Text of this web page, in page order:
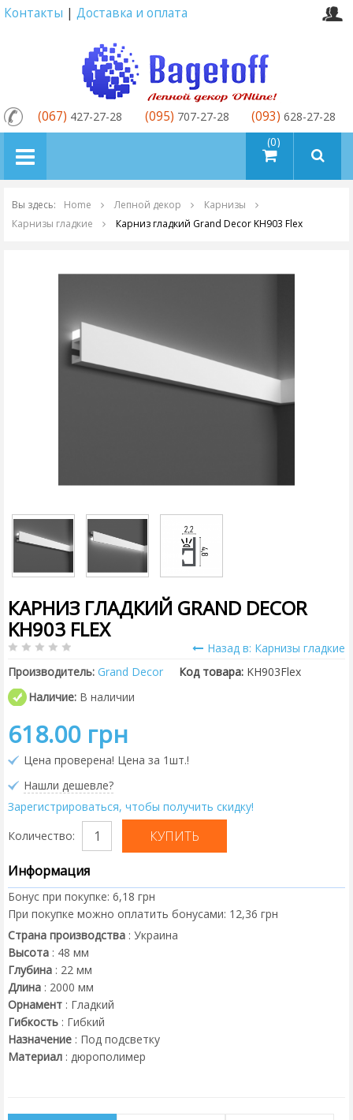
Контакты | Доставка и оплата
товаров (0)
(067) 427-27-28 (095) 707-27-28 (093) 628-27-28
Вы здесь: Home Лепной декор
Карнизы
Карнизы гладкие
Карниз гладкий Grand Decor KH903 Flex
КАРНИЗ ГЛАДКИЙ GRAND DECOR
KH903 FLEX
Назад в: Карнизы гладкие
Производитель: Grand Decor Код товара: KH903Flex
Наличие: В наличии
618.00 грн
Цена проверена! Цена за 1шт.!
Нашли дешевле?
Зарегистрироваться, чтобы получить скидку!
Количество:
Информация
Бонус при покупке: 6,18 грн
При покупке можно оплатить бонусами: 12,36 грн
Страна производства : Украина
Высота : 48 мм
Глубина : 22 мм
Длина : 2000 мм
Орнамент : Гладкий
Гибкость : Гибкий
Назначение : Под подсветку
Материал : дюрополимер